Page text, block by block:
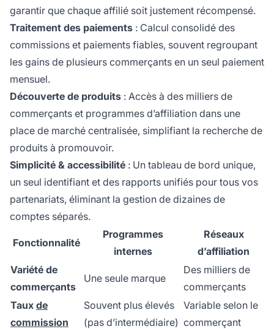
garantir que chaque affilié soit justement récompensé.
Traitement des paiements : Calcul consolidé des
commissions et paiements fiables, souvent regroupant
les gains de plusieurs commerçants en un seul paiement
mensuel.
Découverte de produits : Accès à des milliers de
commerçants et programmes d’affiliation dans une
place de marché centralisée, simplifiant la recherche de
produits à promouvoir.
Simplicité & accessibilité : Un tableau de bord unique,
un seul identifiant et des rapports unifiés pour tous vos
partenariats, éliminant la gestion de dizaines de
comptes séparés.
Fonctionnalité
Programmes
internes
Réseaux
d’affiliation
Variété de
commerçants
Une seule marque
Des milliers de
commerçants
Taux de
commission
Souvent plus élevés
(pas d’intermédiaire)
Variable selon le
commerçant